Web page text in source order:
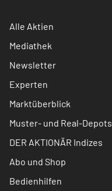
Alle Aktien
Mediathek
Newsletter
Experten
Marktüberblick
Muster- und Real-Depots
DER AKTIONÄR Indizes
Abo und Shop
Bedienhilfen